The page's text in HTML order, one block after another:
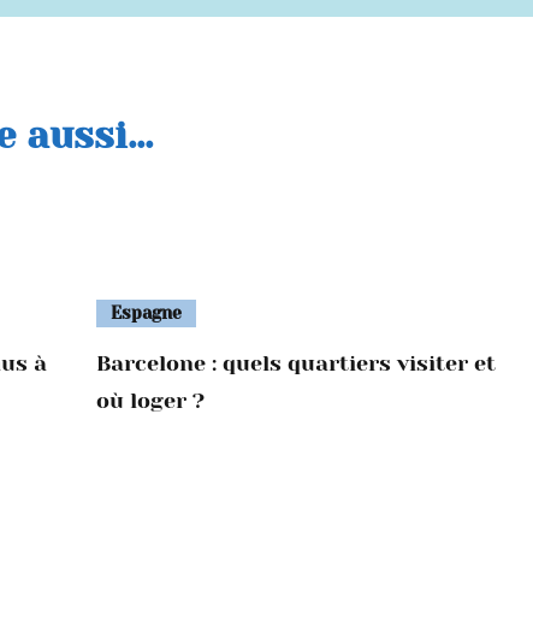
aussi...
à
Espagne
Barcelone : quels quartiers visiter et
où loger ?